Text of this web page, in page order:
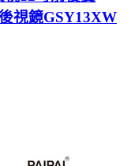
視鏡GSY13XW